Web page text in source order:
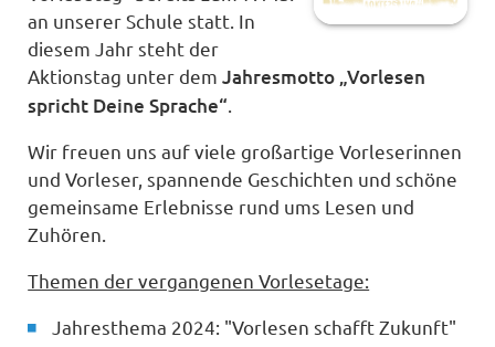
an unserer Schule statt. In
diesem Jahr steht der
Aktionstag unter demJahresmotto „Vorlesen
spricht Deine Sprache“
Wir freuen uns auf viele großartige Vorleserinnen
und Vorleser, spannende Geschichten und schöne
gemeinsame Erlebnisse rund ums Lesen und
Zuhören.
Themen der vergangenen Vorlesetage:
Jahresthema 2024: "Vorlesen schafft Zukunft"